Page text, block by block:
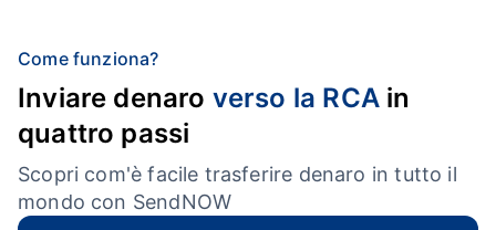
Come funziona?
Inviare denaro verso la RCAin
quattro passi
Scopri com'è facile trasferire denaro in tutto il
mondo con SendNOW